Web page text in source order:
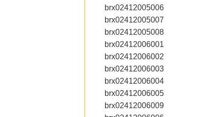
brx02412005006
brx02412005007
brx02412005008
brx02412006001
brx02412006002
brx02412006003
brx02412006004
brx02412006005
brx02412006009